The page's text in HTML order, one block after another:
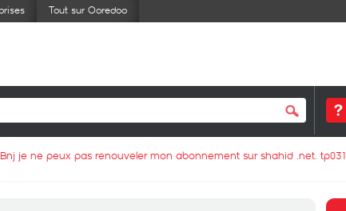
Tout sur Ooredoo
Bnj je ne peux pas renouveler mon abonnement sur shahid .net. tp031